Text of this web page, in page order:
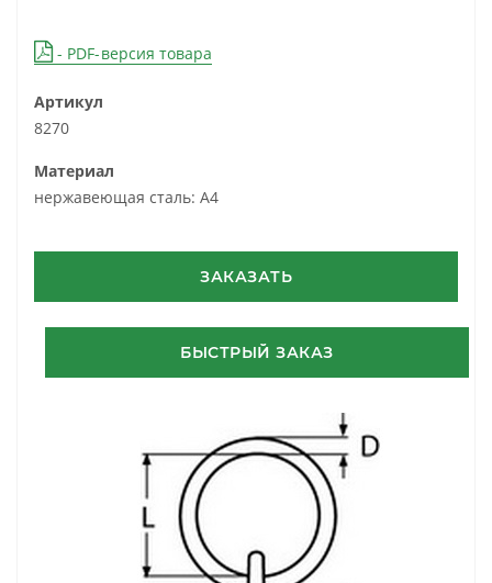
- PDF-версия товара
Артикул
8270
Материал
нержавеющая сталь: A4
ЗАКАЗАТЬ
БЫСТРЫЙ ЗАКАЗ